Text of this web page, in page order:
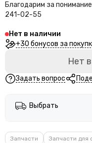
Благодарим за
241-02-55
Нет в наличии
+30 бонусов за
Нет
Задать вопрос
Выбрать
Запчасти
Запчасти для